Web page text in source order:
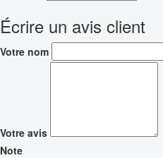
Écrire un avis client
Votre nom
Votre avis
Note